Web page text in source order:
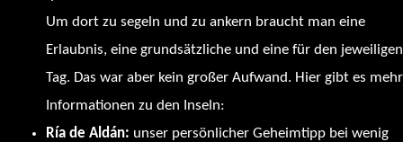
Um dort zu segeln und zu ankern braucht man eine
Erlaubnis, eine grundsätzliche und eine für den jeweiligen
Tag. Das war aber kein großer Aufwand. Hier gibt es mehr
Informationen zu den Inseln:
Ría de Aldán: unser persönlicher Geheimtipp bei wenig